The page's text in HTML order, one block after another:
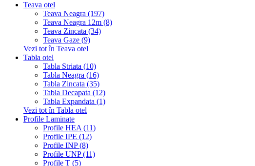
Teava otel
Teava Neagra (197)
Teava Neagra 12m (8)
Teava Zincata (34)
Teava Gaze (9)
Vezi tot în Teava otel
Tabla otel
Tabla Striata (10)
Tabla Neagra (16)
Tabla Zincata (35)
Tabla Decapata (12)
Tabla Expandata (1)
Vezi tot în Tabla otel
Profile Laminate
Profile HEA (11)
Profile IPE (12)
Profile INP (8)
Profile UNP (11)
Profile T (5)